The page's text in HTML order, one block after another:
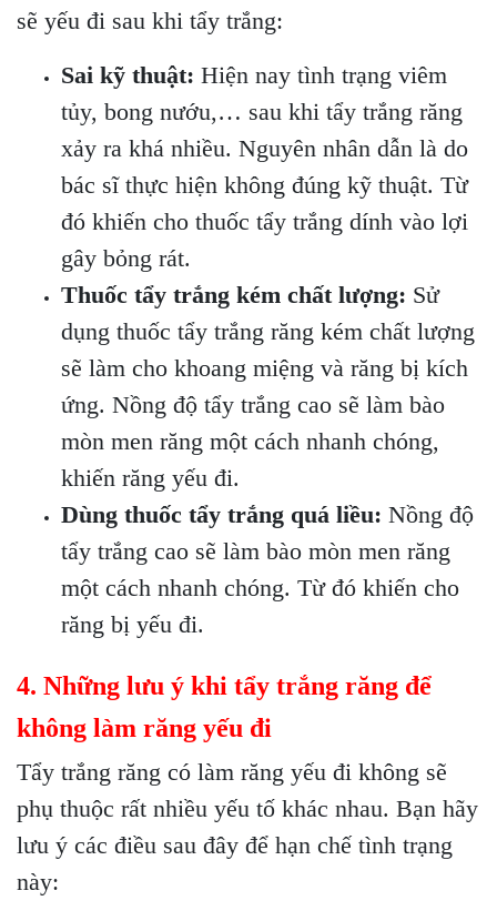
sẽ yếu đi sau khi tẩy trắng:
Sai kỹ thuật: Hiện nay tình trạng viêm
tủy, bong nướu,… sau khi tẩy trắng răng
xảy ra khá nhiều. Nguyên nhân dẫn là do
bác sĩ thực hiện không đúng kỹ thuật. Từ
đó khiến cho thuốc tẩy trắng dính vào lợi
gây bỏng rát.
Thuốc tẩy trắng kém chất lượng: Sử
dụng thuốc tẩy trắng răng kém chất lượng
sẽ làm cho khoang miệng và răng bị kích
ứng. Nồng độ tẩy trắng cao sẽ làm bào
mòn men răng một cách nhanh chóng,
khiến răng yếu đi.
Dùng thuốc tẩy trắng quá liều: Nồng độ
tẩy trắng cao sẽ làm bào mòn men răng
một cách nhanh chóng. Từ đó khiến cho
răng bị yếu đi.
4. Những lưu ý khi tẩy trắng răng để
không làm răng yếu đi
Tẩy trắng răng có làm răng yếu đi không sẽ
phụ thuộc rất nhiều yếu tố khác nhau. Bạn hãy
lưu ý các điều sau đây để hạn chế tình trạng
này: